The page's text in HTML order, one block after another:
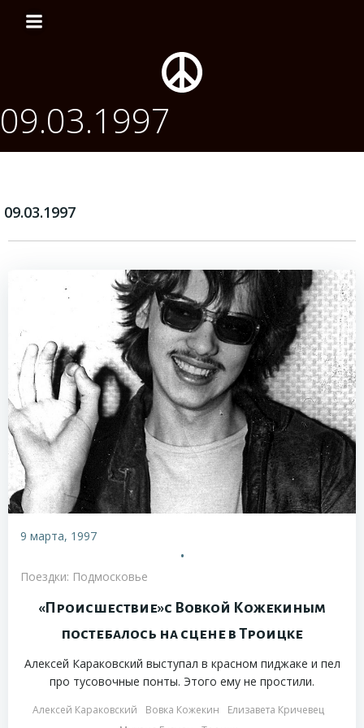
содержимому
09.03.1997
09.03.1997
9 марта, 1997
•
Поездки: Подмосковье
«Происшествие»с Вовкой Кожекиным
постебалось на сцене в Троицке
Алексей Караковский выступал в красном пиджаке и пел
про тусовочные понты. Этого ему не простили.
Алексей Караковский Вовка Кожекин
Елизавета Кричевец